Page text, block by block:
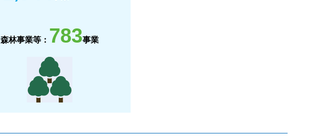
森林事業等： 783事業